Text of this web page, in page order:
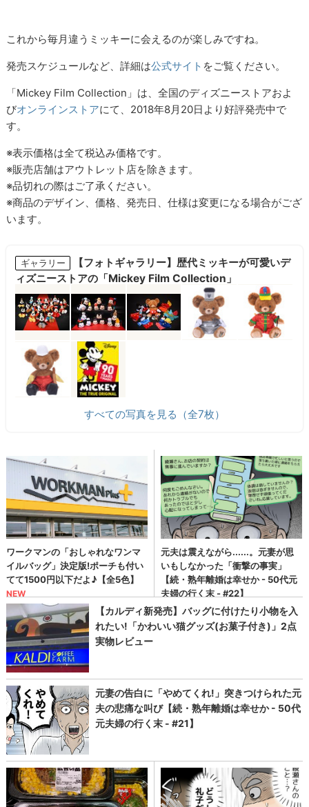
これから毎月違うミッキーに会えるのが楽しみですね。
発売スケジュールなど、詳細は公式サイト をご覧ください。
「Mickey Film Collection」は、全国のディズニーストアおよ
びオンラインストアにて、2018年8月20日より好評発売中で
す。
※表示価格は全て税込み価格です。
※販売店舗はアウトレット店を除きます。
※品切れの際はご了承ください。
※商品のデザイン、価格、発売日、仕様は変更になる場合がござ
います。
ギャラリー
【フォトギャラリー】歴代ミッキーが可愛いデ
ィズニーストアの「Mickey Film Collection」
すべての写真を見る（全7枚）